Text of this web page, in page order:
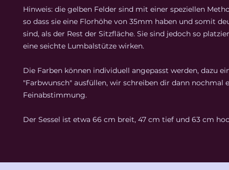
Hinweis: die gelben Felder sind mit einer speziellen
so dass sie eine Florhöhe von 35mm haben und somit
sind, als der Rest der Sitzfläche. Sie sind jedoch so
eine seichte Lumbalstütze wirken.
Die Farben können individuell angepasst werden, dazu
"Farbwunsch" ausfüllen, wir schreiben dir dann nochmal
Feinabstimmung.
Der Sessel ist etwa 66 cm breit, 47 cm tief und 63 cm